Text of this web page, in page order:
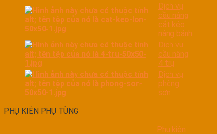
Dịch vụ
cầu nâng
cắt kéo
nâng bánh
Dịch vụ
cầu nâng
4 trụ
Dịch vụ
phòng
sơn
PHỤ KIỆN PHỤ TÙNG
Phụ kiện